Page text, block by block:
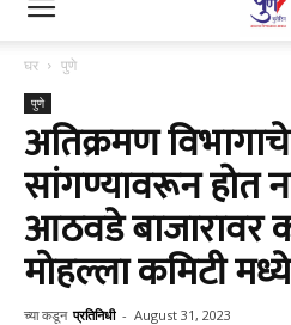
घर पुणे
पुणे
अतिक्रमण
सांगण्यावरून होत
आठवडे बाजारावर
मोहल्ला कमिटी
च्या कडून प्रतिनिधी - August 31, 2023